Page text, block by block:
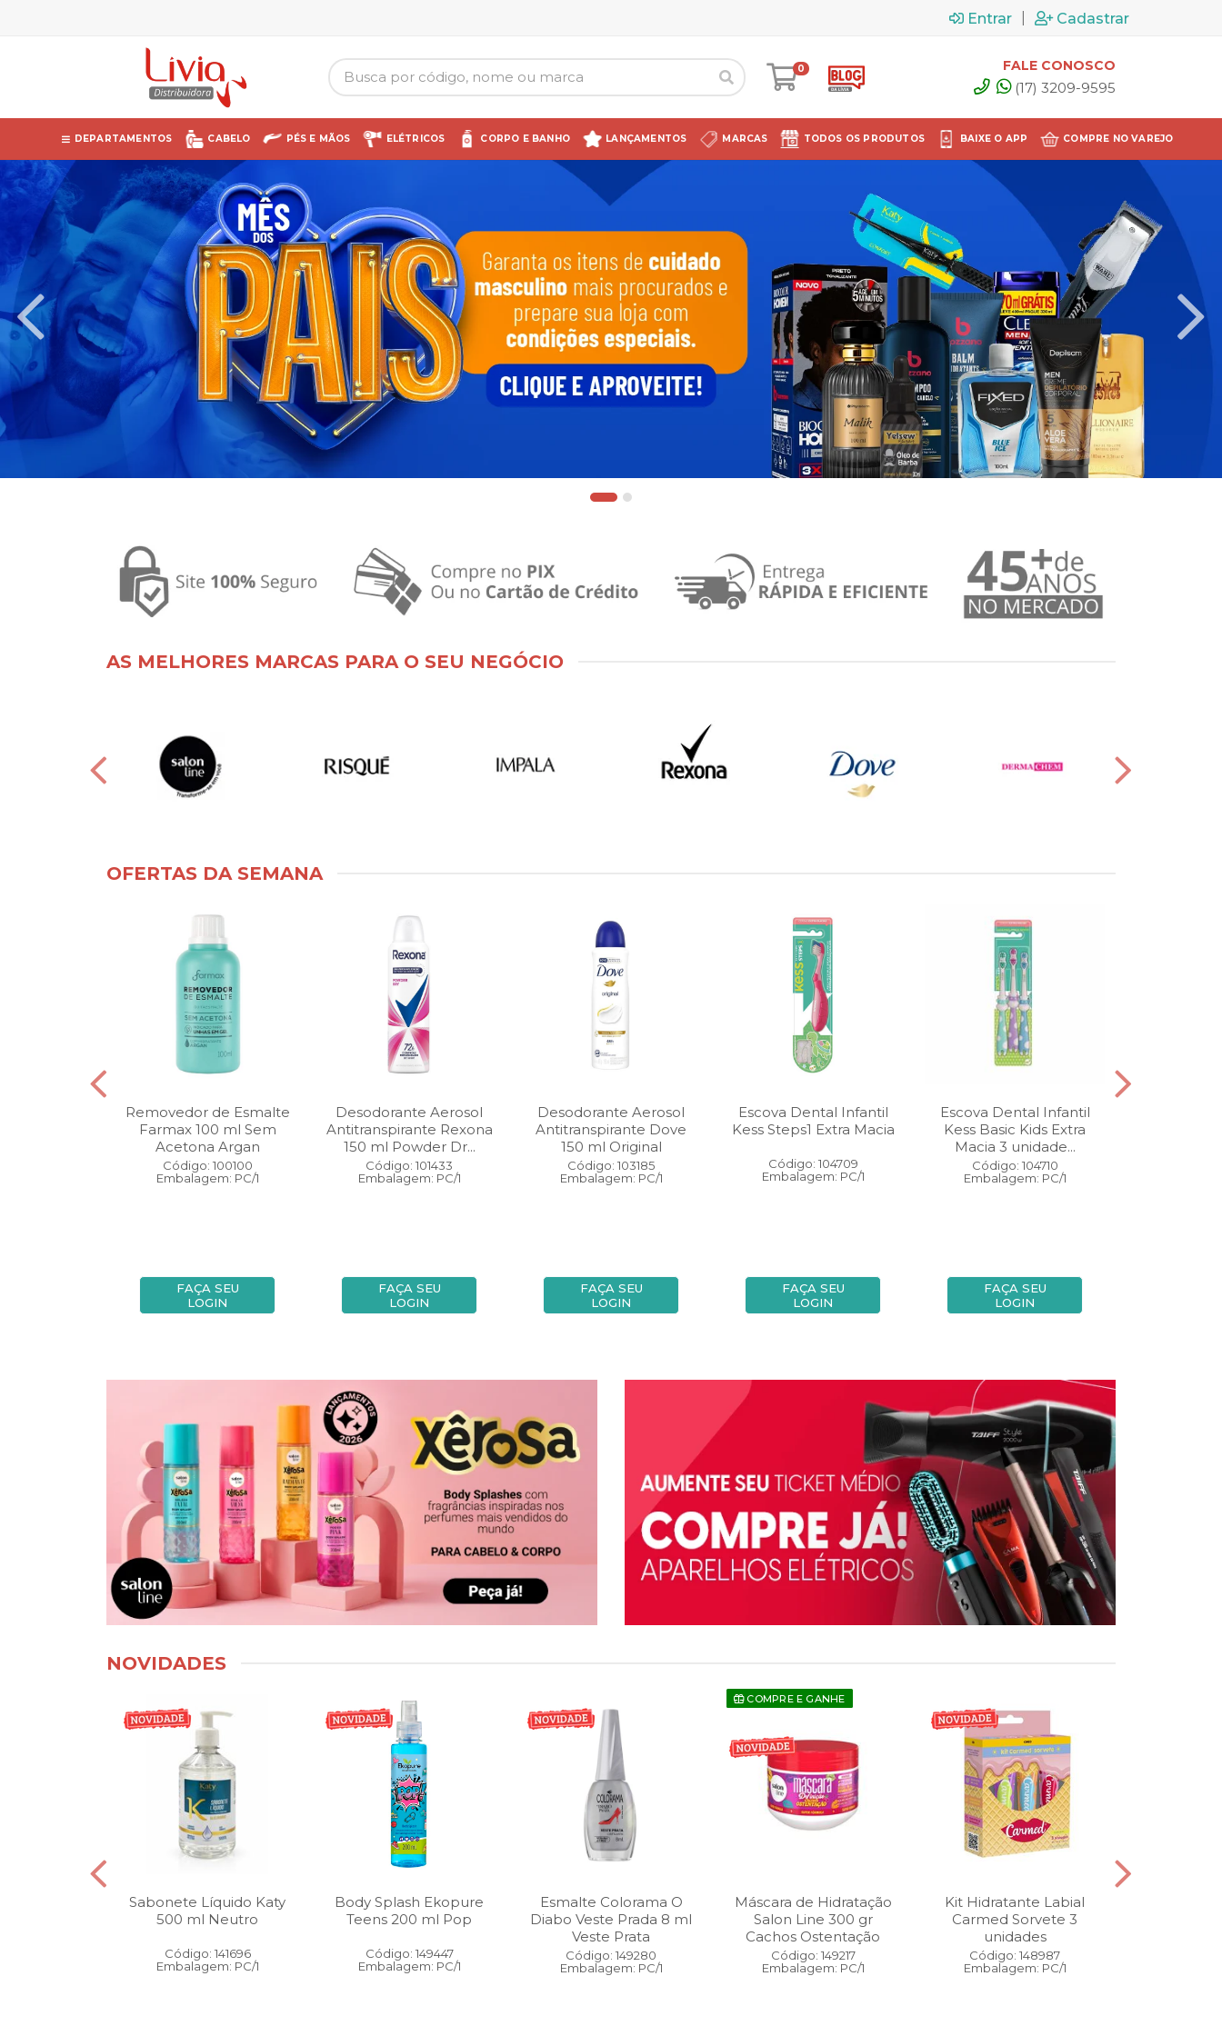
Entrar Cadastrar
0 FALE CONOSCO
(17) 3209-9595
DEPARTAMENTOS CABELO PÉS E MÃOS ELÉTRICOS CORPO E BANHO LANÇAMENTOS MARCAS TODOS OS PRODUTOS BAIXE O APP COMPRE NO VAREJO
AS MELHORES MARCAS PARA O SEU NEGÓCIO
OFERTAS DA SEMANA
Removedor de Esmalte
Farmax 100 ml Sem
Acetona Argan
Código: 100100
Embalagem: PC/1
FAÇA SEU
LOGIN
Desodorante Aerosol
Antitranspirante Rexona
150 ml Powder Dr...
Código: 101433
Embalagem: PC/1
FAÇA SEU
LOGIN
Desodorante Aerosol
Antitranspirante Dove
150 ml Original
Código: 103185
Embalagem: PC/1
FAÇA SEU
LOGIN
Escova Dental Infantil
Kess Steps1 Extra Macia
Código: 104709
Embalagem: PC/1
FAÇA SEU
LOGIN
Escova Dental Infantil
Kess Basic Kids Extra
Macia 3 unidade...
Código: 104710
Embalagem: PC/1
FAÇA SEU
LOGIN
NOVIDADES
Sabonete Líquido Katy
500 ml Neutro
Código: 141696
Embalagem: PC/1
Body Splash Ekopure
Teens 200 ml Pop
Código: 149447
Embalagem: PC/1
Esmalte Colorama O
Diabo Veste Prada 8 ml
Veste Prata
Código: 149280
Embalagem: PC/1
COMPRE E GANHE
Máscara de Hidratação
Salon Line 300 gr
Cachos Ostentação
Código: 149217
Embalagem: PC/1
Kit Hidratante Labial
Carmed Sorvete 3
unidades
Código: 148987
Embalagem: PC/1